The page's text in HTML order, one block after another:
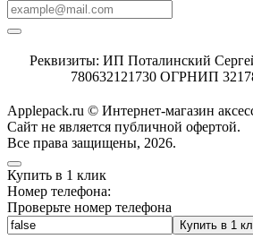
Реквизиты: ИП Поталинский
780632121730 ОГРНИП
Applepack.ru © Интернет-магазин
Cайт не является публичной офертой.
Все права защищены, 2026.
Купить в 1 клик
Номер телефона:
Проверьте номер телефона
Купить в 1